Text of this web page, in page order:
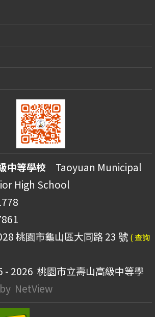
中等學校 Taoyuan Municipal
High School
桃園市龜山區大同路 23 號 ( 查詢
- 2026 桃園市立壽山高級中等學
NetView